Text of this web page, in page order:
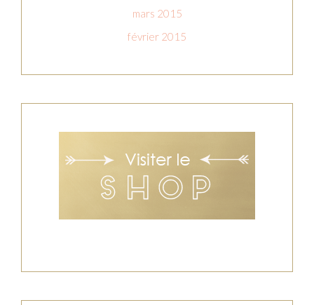
mars 2015
février 2015